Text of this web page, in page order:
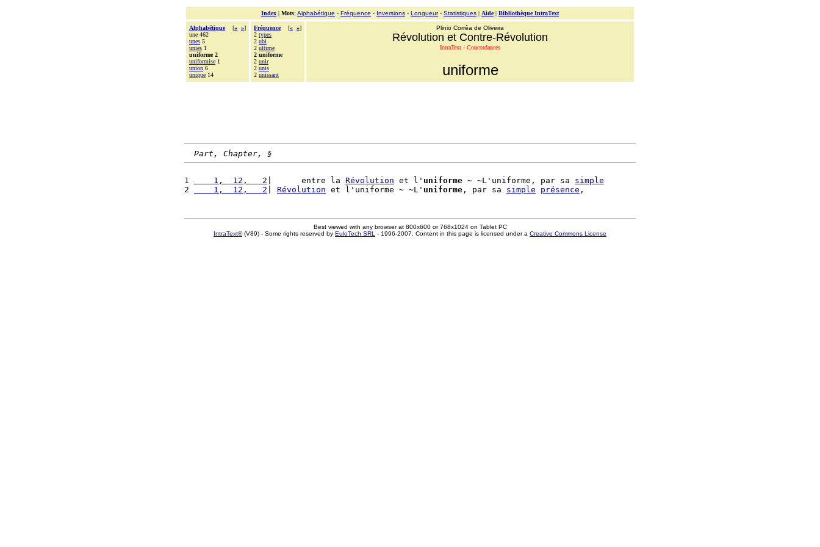
Index | Mots: Alphabétique - Fréquence - Inversions - Longueur- Statistiques | Aide| Bibliothèque IntraText
Alphabétique [« »]
une 462
unes 5
unies 1
uniforme 2
uniformise 1
union 6
unique 14
Fréquence [« »]
2 types
2 ubi
2 ultime
2 uniforme
2 unir
2 unis
2 unissant
Plinio Corrêa de Oliveira
Révolution et Contre-Révolution
IntraText - Concordances
uniforme
Part, Chapter, §
1
    1,  12,   2
|      entre la Révolution et l' uniforme ~ ~L'uniforme, par sa simple
2
    1,  12,   2
Révolution et l'uniforme ~ ~L' uniforme , par sa simple présence
Best viewed with any browser at 800x600 or 768x1024 on Tablet PC
IntraText®(V89) - Some rights reserved by EuloTech SRL - 1996-2007. Content in this page is licensed under a Creative Commons License